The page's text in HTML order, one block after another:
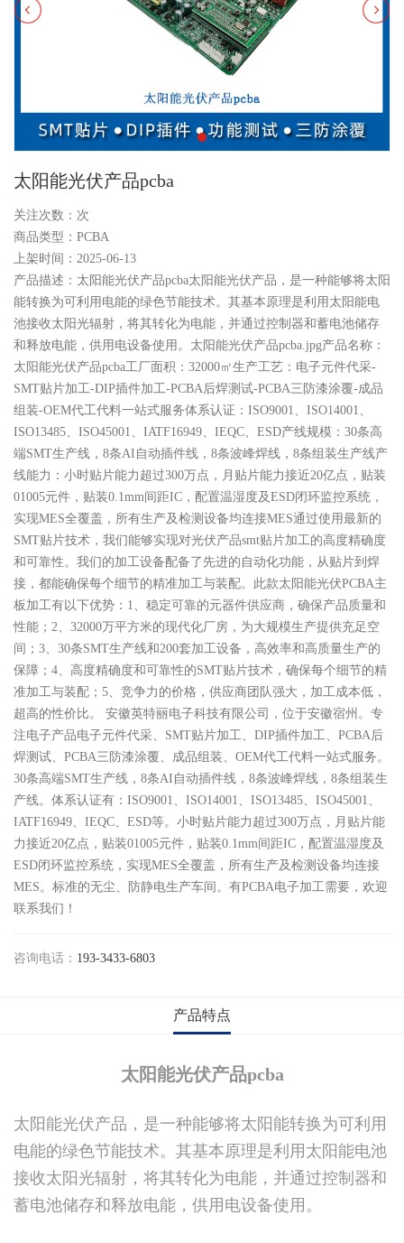
太阳能光伏产品pcba
关注次数： 次
商品类型：PCBA
上架时间：2025-06-13
产品描述：太阳能光伏产品pcba太阳能光伏产品，是一种能够将太阳
能转换为可利用电能的绿色节能技术。其基本原理是利用太阳能电
池接收太阳光辐射，将其转化为电能，并通过控制器和蓄电池储存
和释放电能，供用电设备使用‌。太阳能光伏产品pcba.jpg产品名称：
太阳能光伏产品pcba工厂面积：32000㎡生产工艺：电子元件代采-
SMT贴片加工-DIP插件加工-PCBA后焊测试-PCBA三防漆涂覆-成品
组装-OEM代工代料一站式服务体系认证：ISO9001、ISO14001、
ISO13485、ISO45001、IATF16949、IEQC、ESD产线规模：30条高
端SMT生产线，8条AI自动插件线，8条波峰焊线，8条组装生产线产
线能力：小时贴片能力超过300万点，月贴片能力接近20亿点，贴装
01005元件，贴装0.1mm间距IC，配置温湿度及ESD闭环监控系统，
实现MES全覆盖，所有生产及检测设备均连接MES通过使用最新的
SMT贴片技术，我们能够实现对光伏产品smt贴片加工的高度精确度
和可靠性。我们的加工设备配备了先进的自动化功能，从贴片到焊
接，都能确保每个细节的精准加工与装配。此款太阳能光伏PCBA主
板加工有以下优势：1、稳定可靠的元器件供应商，确保产品质量和
性能；2、32000万平方米的现代化厂房，为大规模生产提供充足空
间；3、30条SMT生产线和200套加工设备，高效率和高质量生产的
保障；4、高度精确度和可靠性的SMT贴片技术，确保每个细节的精
准加工与装配；5、竞争力的价格，供应商团队强大，加工成本低，
超高的性价比。 安徽英特丽电子科技有限公司，位于安徽宿州。专
注电子产品电子元件代采、SMT贴片加工、DIP插件加工、PCBA后
焊测试、PCBA三防漆涂覆、成品组装、OEM代工代料一站式服务。
30条高端SMT生产线，8条AI自动插件线，8条波峰焊线，8条组装生
产线。体系认证有：ISO9001、ISO14001、ISO13485、ISO45001、
IATF16949、IEQC、ESD等。小时贴片能力超过300万点，月贴片能
力接近20亿点，贴装01005元件，贴装0.1mm间距IC，配置温湿度及
ESD闭环监控系统，实现MES全覆盖，所有生产及检测设备均连接
MES。标准的无尘、防静电生产车间。有PCBA电子加工需要，欢迎
联系我们​！
咨询电话： 193-3433-6803
产品特点
太阳能光伏产品pcba
太阳能光伏产品，是一种能够将太阳能转换为可利用
电能的绿色节能技术。其基本原理是利用太阳能电池
接收太阳光辐射，将其转化为电能，并通过控制器和
蓄电池储存和释放电能，供用电设备使用‌。